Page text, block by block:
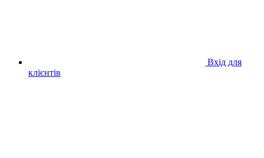
Вхід для
клієнтів